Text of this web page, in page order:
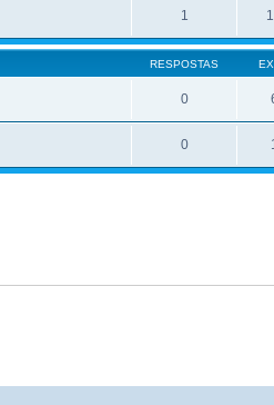
1
RESPOSTAS
0
0